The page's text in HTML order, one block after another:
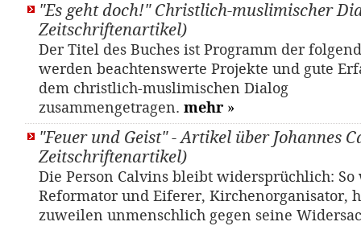
"Es geht doch!" Christlich-muslimischer
Zeitschriftenartikel)
Der Titel des Buches ist Programm der
werden beachtenswerte Projekte und gute
dem christlich-muslimischen Dialog
zusammengetragen. mehr »
"Feuer und Geist" - Artikel über Johannes
Zeitschriftenartikel)
Die Person Calvins bleibt widersprüchlich: So
Reformator und Eiferer, Kirchenorganisator,
zuweilen unmenschlich gegen seine